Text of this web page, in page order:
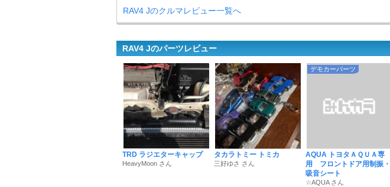
RAV4 Jのクルマレビュー一覧へ
RAV4 Jのパーツレビュー
TRD ラジエターキャップ
HeavyMoon さん
タカラトミー トミカ
三好ゆさ さん
デモカーパーツ
AQUA トヨタＡＱＵＡ専
用 フロントドア用制振・
吸音シート
☆AQUA さん